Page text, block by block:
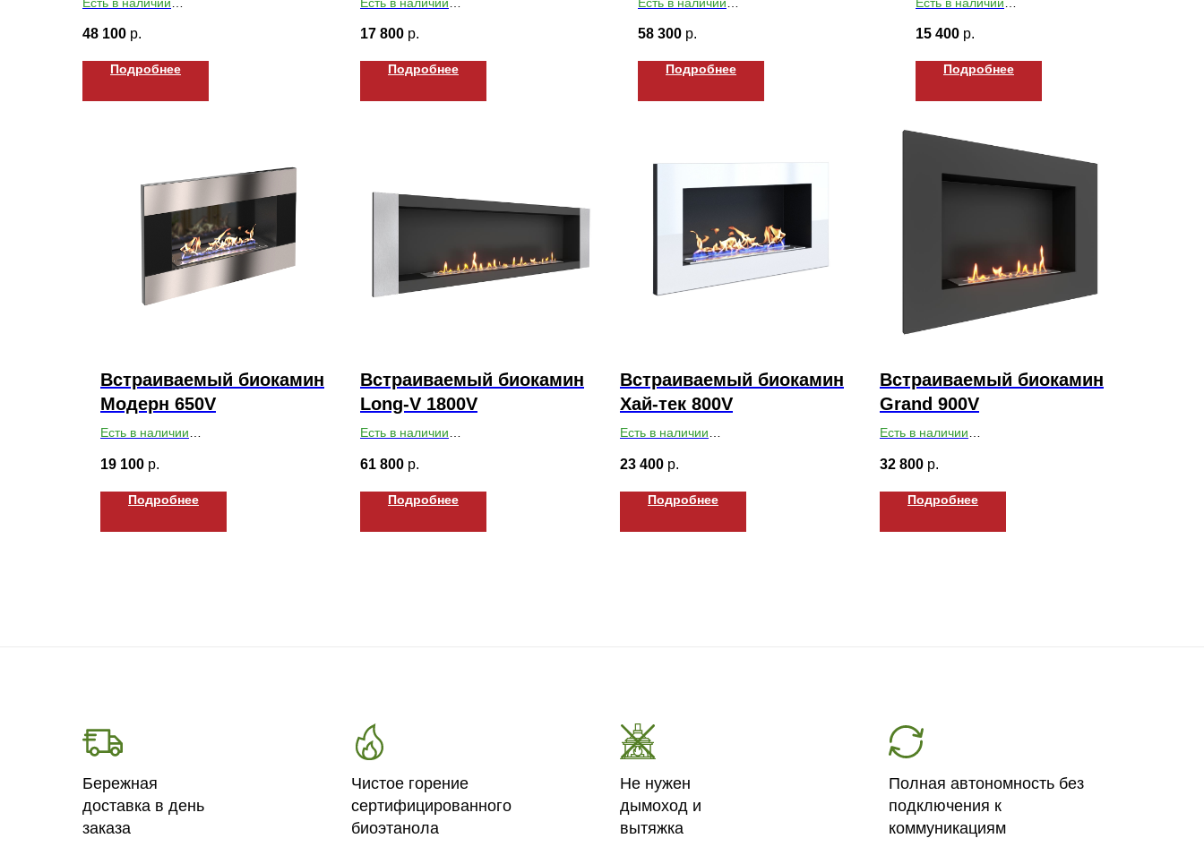
Есть в наличии
48 100 р.
Подробнее
Есть в наличии
17 800 р.
Подробнее
Есть в наличии
58 300 р.
Подробнее
Есть в наличии
15 400 р.
Подробнее
Встраиваемый биокамин
Модерн 650V
Есть в наличии
19 100 р.
Подробнее
Встраиваемый биокамин
Long-V 1800V
Есть в наличии
61 800 р.
Подробнее
Встраиваемый биокамин
Хай-тек 800V
Есть в наличии
23 400 р.
Подробнее
Встраиваемый биокамин
Grand 900V
Есть в наличии
32 800 р.
Подробнее
Бережная
доставка в день
заказа
Чистое горение
сертифицированного
биоэтанола
Не нужен
дымоход и
вытяжка
Полная автономность без
подключения к
коммуникациям